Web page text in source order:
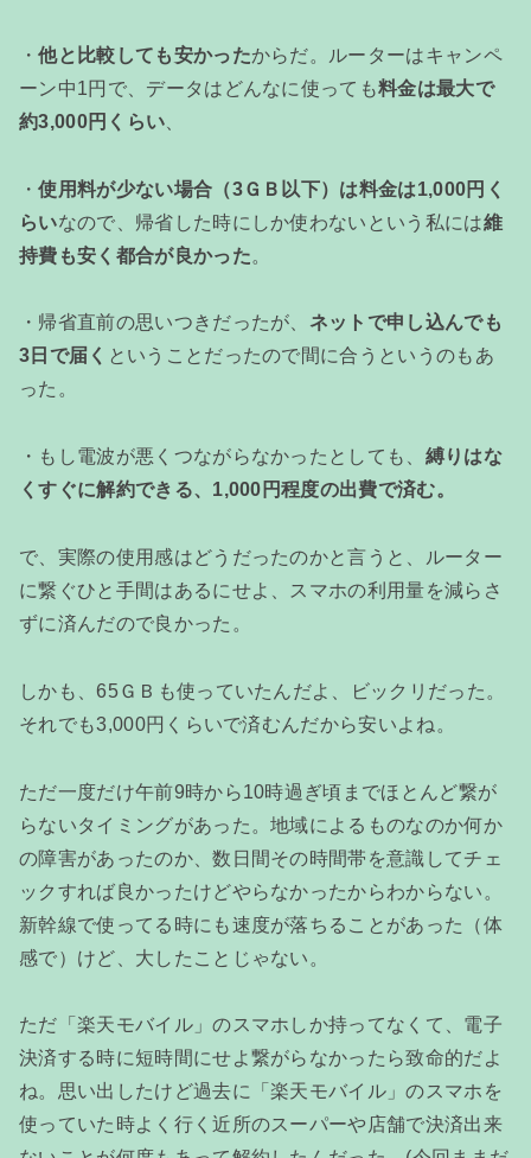
・他と比較しても安かったからだ。ルーターはキャンペ
ーン中1円で、データはどんなに使っても料金は最大で
約3,000円くらい
・使用料が少ない場合（3ＧＢ以下）は料金は1,000円く
らいなので、帰省した時にしか使わないという私には維
持費も安く都合が良かった。
・帰省直前の思いつきだったが、 ネットで申し込んでも
3日で届く ということだったので間に合うというのもあ
った。
・もし電波が悪くつながらなかったとしても、 縛りはな
くすぐに解約できる、1,000円程度の出費で済む。
で、実際の使用感はどうだったのかと言うと、ルーター
に繋ぐひと手間はあるにせよ、スマホの利用量を減らさ
ずに済んだので良かった。
しかも、65ＧＢも使っていたんだよ、ビックリだった。
それでも3,000円くらいで済むんだから安いよね。
ただ一度だけ午前9時から10時過ぎ頃までほとんど繋が
らないタイミングがあった。地域によるものなのか何か
の障害があったのか、数日間その時間帯を意識してチェ
ックすれば良かったけどやらなかったからわからない。
新幹線で使ってる時にも速度が落ちることがあった（体
感で）けど、大したことじゃない。
ただ「楽天モバイル」のスマホしか持ってなくて、電子
決済する時に短時間にせよ繋がらなかったら致命的だよ
ね。思い出したけど過去に「楽天モバイル」のスマホを
使っていた時よく行く近所のスーパーや店舗で決済出来